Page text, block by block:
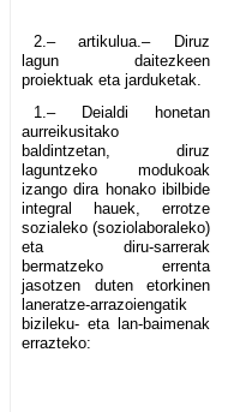
2.– artikulua.– Diruz
lagun daitezkeen
proiektuak eta jarduketak.
1.– Deialdi honetan
aurreikusitako
baldintzetan, diruz
laguntzeko modukoak
izango dira honako ibilbide
integral hauek, errotze
sozialeko (soziolaboraleko)
eta diru-sarrerak
bermatzeko errenta
jasotzen duten etorkinen
laneratze-arrazoiengatik
bizileku- eta lan-baimenak
errazteko: